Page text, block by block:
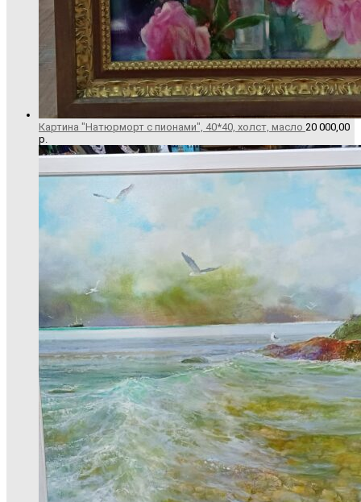
Картина "Натюрморт с пионами", 40*40, холст, масло 20 000,00
р.